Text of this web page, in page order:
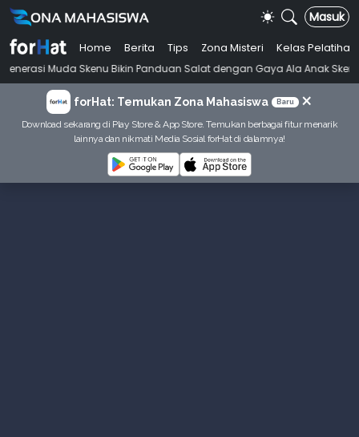
Masuk
Home Berita Tips Zona Misteri
Kelas Pelatihan
Bikin Panduan Salat dengan Gaya Ala Anak Skena • Mahasiswi
forHat: Temukan Zona Mahasiswa Baru ×
Download sekarang di Play Store & App Store. Temukan berbagai fitur menarik
lainnya dan nikmati Media Sosial forHat di dalamnya!